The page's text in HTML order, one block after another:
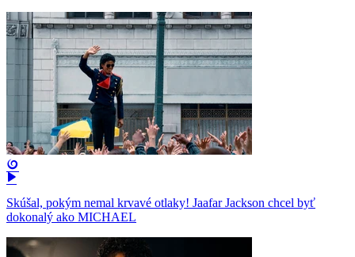
Skúšal, pokým nemal krvavé otlaky! Jaafar Jackson chcel byť
dokonalý ako MICHAEL